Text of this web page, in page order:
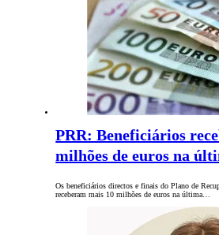
PRR: Beneficiários
milhões de euros na
Os beneficiários directos e finais do Plano de
receberam mais 10 milhões de euros na última…